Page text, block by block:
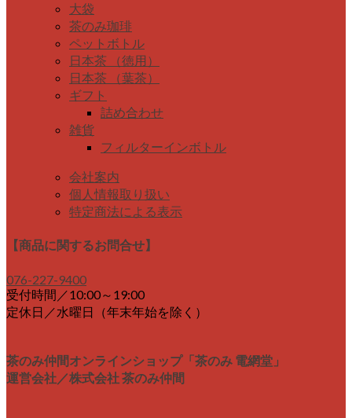
大袋
茶のみ珈琲
ペットボトル
日本茶 （徳用）
日本茶 （葉茶）
ギフト
詰め合わせ
雑貨
フィルターインボトル
会社案内
個人情報取り扱い
特定商法による表示
【商品に関するお問合せ】
076-227-9400
受付時間／10:00～19:00
定休日／水曜日（年末年始を除く）
茶のみ仲間オンラインショップ「茶のみ 電網堂」
運営会社／株式会社 茶のみ仲間